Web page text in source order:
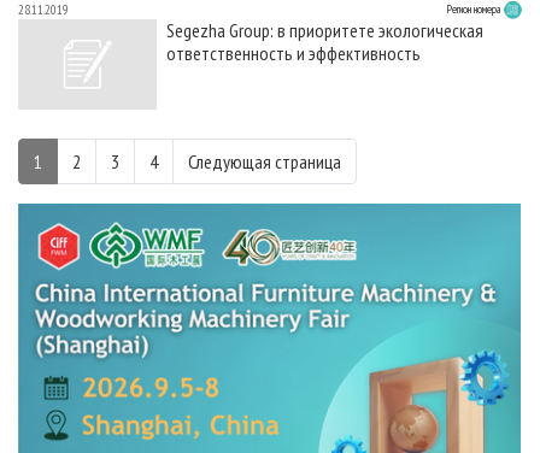
28.11.2019 Регион номера
Segezha Group: в приоритете экологическая
ответственность и эффективность
1 2 3 4 Следующая страница